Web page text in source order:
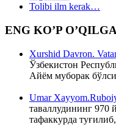
Tolibi ilm kerak…
ENG KO’P
Xurshid Davron.
Ўзбекистон
Айём муборак
Umar
таваллудининг 970
тафаккурда